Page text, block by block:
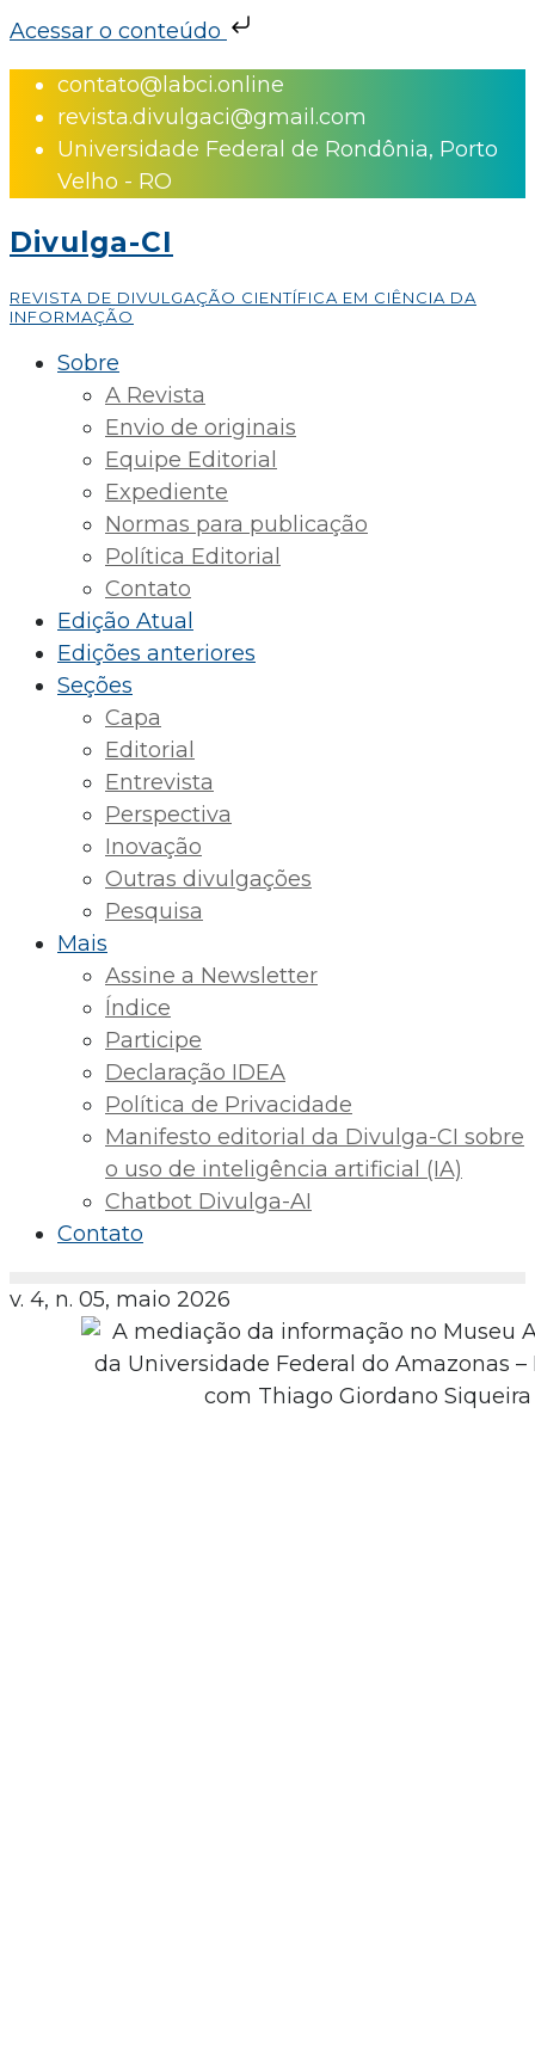
Acessar o conteúdo
Skip
content
contato@labci.online
revista.divulgaci@gmail.com
Universidade Federal de Rondônia, Porto
Velho - RO
Divulga-CI
REVISTA DE DIVULGAÇÃO CIENTÍFICA EM CIÊNCIA DA
INFORMAÇÃO
Sobre
A Revista
Envio de originais
Equipe Editorial
Expediente
Normas para publicação
Política Editorial
Contato
Edição Atual
Edições anteriores
Seções
Capa
Editorial
Entrevista
Perspectiva
Inovação
Outras divulgações
Pesquisa
Mais
Assine a Newsletter
Índice
Participe
Declaração IDEA
Política de Privacidade
Manifesto editorial da Divulga-CI sobre
o uso de inteligência artificial (IA)
Chatbot Divulga-AI
Contato
v. 4, n. 05, maio 2026